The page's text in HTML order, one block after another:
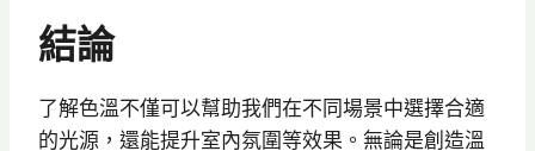
結論
了解色溫不僅可以幫助我們在不同場景中選擇合適
的光源，還能提升室內氛圍等效果。無論是創造溫